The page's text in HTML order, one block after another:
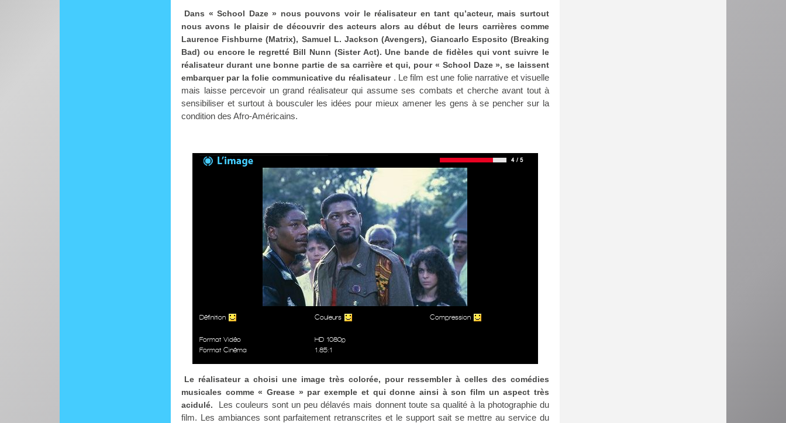
Dans « School Daze » nous pouvons voir le réalisateur en tant qu’acteur, mais surtout
nous avons le plaisir de découvrir des acteurs alors au début de leurs carrières comme
Laurence Fishburne (Matrix), Samuel L. Jackson (Avengers), Giancarlo Esposito (Breaking
Bad) ou encore le regretté Bill Nunn (Sister Act). Une bande de fidèles qui vont suivre le
réalisateur durant une bonne partie de sa carrière et qui, pour « School Daze », se laissent
embarquer par la folie communicative du réalisateur . Le film est une folie narrative et visuelle
mais laisse percevoir un grand réalisateur qui assume ses combats et cherche avant tout à
sensibiliser et surtout à bousculer les idées pour mieux amener les gens à se pencher sur la
condition des Afro-Américains.
Définition Couleurs Compression
Format Vidéo
HD 1080p
Format Cinéma
1.85:1
Le réalisateur a choisi une image très colorée, pour ressembler à celles des comédies
musicales comme « Grease » par exemple et qui donne ainsi à son film un aspect très
acidulé.
Les couleurs sont un peu délavés mais donnent toute sa qualité à la photographie du
film. Les ambiances sont parfaitement retranscrites et le support sait se mettre au service du